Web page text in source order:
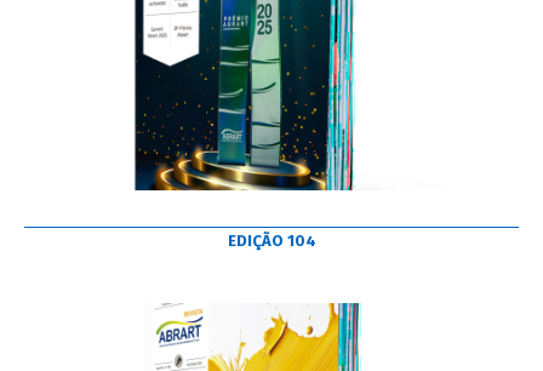
EDIÇÃO 104